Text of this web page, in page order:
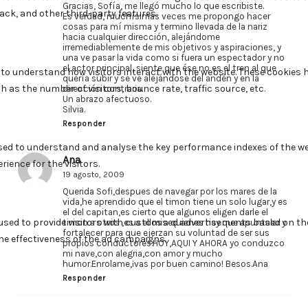
Gracias, Sofía, me llegó mucho lo que escribiste.
Es verdad, muchísimas veces me propongo hacer
cosas para mí misma y termino llevada de la nariz
hacia cualquier dirección, alejándome
irremediablemente de mis objetivos y aspiraciones, y
una ve pasar la vida como si fuera un espectador y no
el actor principal, siente que ése no es el tren al que
quería subir y se ve alejándose del andén y en la
dirección contraria.
Un abrazo afectuoso.
Silvia.
Responder
Ana
19 agosto, 2009
Querida Sofi,despues de navegar por los mares de la
vida,he aprendido que el timon tiene un solo lugar,y es
el del capitan,es cierto que algunos eligen darle el
timon a otros ,es a ellos a quienes hay que apuntalar y
fortalecer para que ejerzan su voluntad de ser sus
propios conductores.HOY,AQUI Y AHORA yo conduzco
mi nave,con alegria,con amor y mucho
humor.Enrolame,¡vas por buen camino! Besos.Ana
Responder